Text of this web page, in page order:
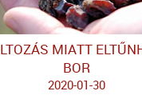
MIATT
BOR
2020-01-30